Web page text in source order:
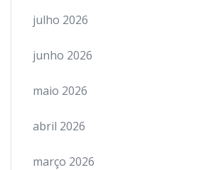
julho 2026
junho 2026
maio 2026
abril 2026
março 2026